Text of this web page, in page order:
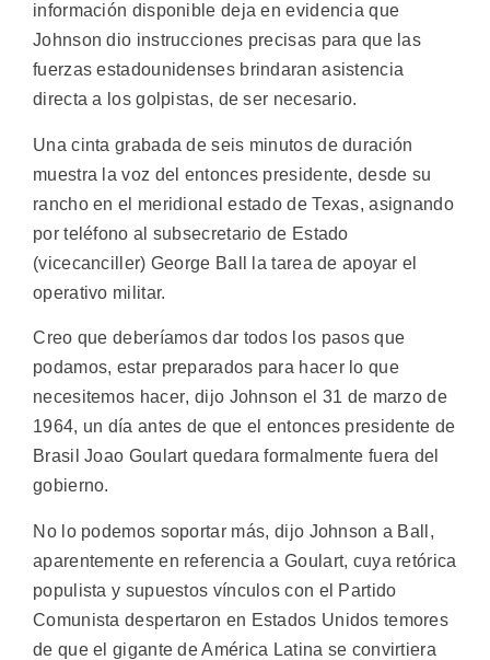
información disponible deja en evidencia que
Johnson dio instrucciones precisas para que las
fuerzas estadounidenses brindaran asistencia
directa a los golpistas, de ser necesario.
Una cinta grabada de seis minutos de duración
muestra la voz del entonces presidente, desde su
rancho en el meridional estado de Texas, asignando
por teléfono al subsecretario de Estado
(vicecanciller) George Ball la tarea de apoyar el
operativo militar.
Creo que deberíamos dar todos los pasos que
podamos, estar preparados para hacer lo que
necesitemos hacer, dijo Johnson el 31 de marzo de
1964, un día antes de que el entonces presidente de
Brasil Joao Goulart quedara formalmente fuera del
gobierno.
No lo podemos soportar más, dijo Johnson a Ball,
aparentemente en referencia a Goulart, cuya retórica
populista y supuestos vínculos con el Partido
Comunista despertaron en Estados Unidos temores
de que el gigante de América Latina se convirtiera